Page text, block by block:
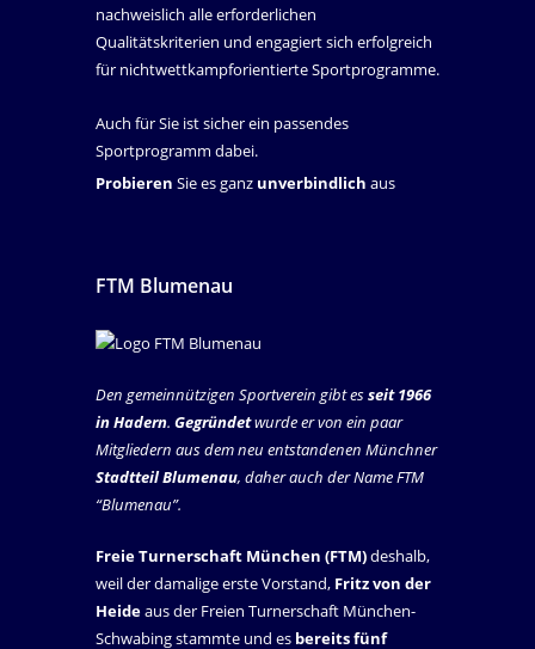
nachweislich alle erforderlichen
Qualitätskriterien und engagiert sich erfolgreich
für nichtwettkampforientierte Sportprogramme.
Auch für Sie ist sicher ein passendes
Sportprogramm dabei.
Probieren Sie es ganz unverbindlich aus
FTM Blumenau
Den gemeinnützigen Sportverein gibt esseit 1966
in Hadern. Gegründetwurde er von ein paar
Mitgliedern aus dem neu entstandenen Münchner
Stadtteil Blumenau, daher auch der Name FTM
“Blumenau”.
Freie Turnerschaft München (FTM)deshalb,
weil der damalige erste Vorstand, Fritz von der
Heideaus der Freien Turnerschaft München-
Schwabing stammte und es bereits fünf